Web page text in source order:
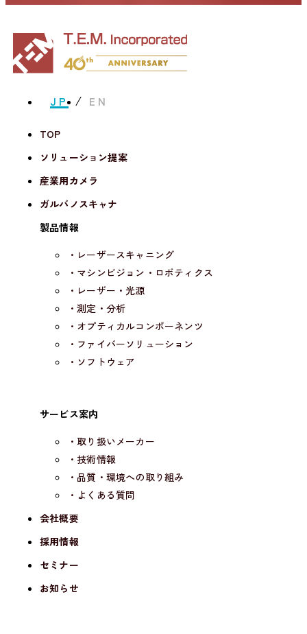
JP EN
TOP
ソリューション提案
産業用カメラ
ガルバノスキャナ
製品情報
・レーザースキャニング
・マシンビジョン・ロボティクス
・レーザー・光源
・測定・分析
・オプティカルコンポーネンツ
・ファイバーソリューション
・ソフトウェア
サービス案内
・取り扱いメーカー
・技術情報
・品質・環境への取り組み
・よくある質問
会社概要
採用情報
セミナー
お知らせ